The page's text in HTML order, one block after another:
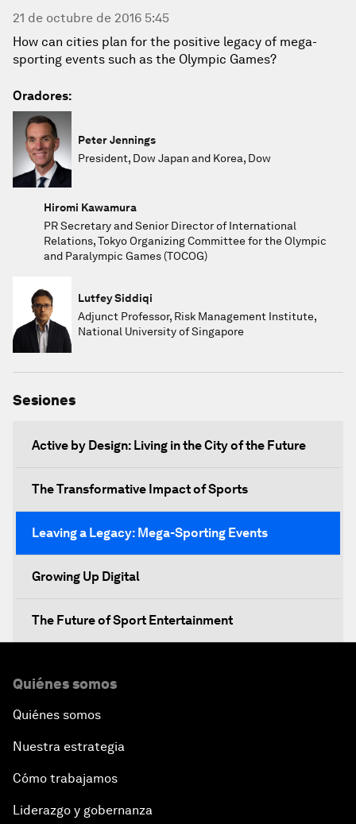
21 de octubre de 2016 5:45
How can cities plan for the positive legacy of mega-
sporting events such as the Olympic Games?
Oradores:
Peter Jennings
President, Dow Japan and Korea, Dow
Hiromi Kawamura
PR Secretary and Senior Director of International
Relations, Tokyo Organizing Committee for the Olympic
and Paralympic Games (TOCOG)
Lutfey Siddiqi
Adjunct Professor, Risk Management Institute,
National University of Singapore
Sesiones
Active by Design: Living in the City of the Future
The Transformative Impact of Sports
Leaving a Legacy: Mega-Sporting Events
Growing Up Digital
The Future of Sport Entertainment
Quiénes somos
Quiénes somos
Nuestra estrategia
Cómo trabajamos
Liderazgo y gobernanza